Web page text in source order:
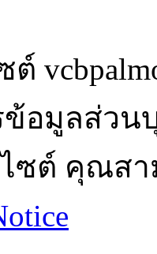
ต์
ข้อมูลส่ว
ไซต์ คุณส